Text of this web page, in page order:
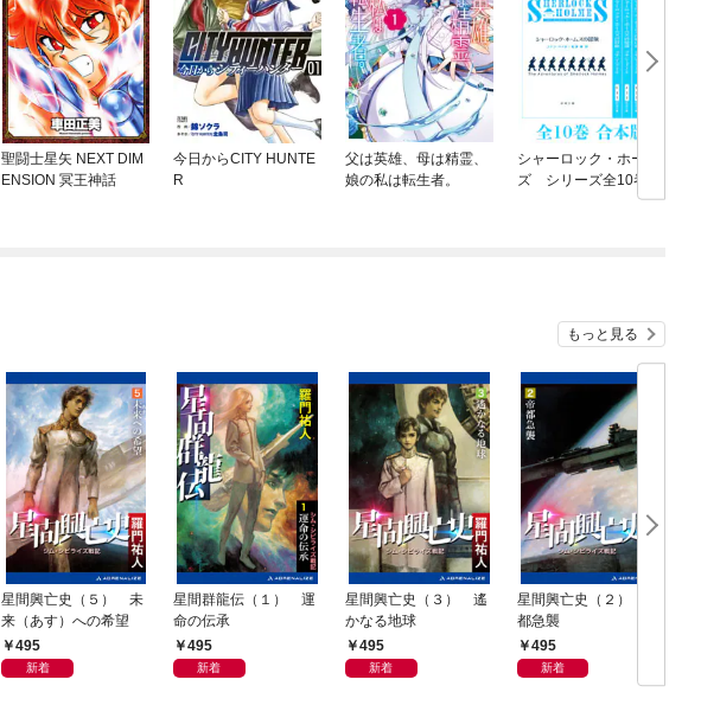
聖闘士星矢 NEXT DIM
ENSION 冥王神話
今日からCITY HUNTE
R
父は英雄、母は精霊、
娘の私は転生者。
シャーロック・ホーム
ズ シリーズ全10巻
もっと見る
星間興亡史（５） 未
来（あす）への希望
495
新着
星間群龍伝（１） 運
命の伝承
495
新着
星間興亡史（３） 遙
かなる地球
495
新着
星間興亡史（２） 帝
都急襲
495
新着